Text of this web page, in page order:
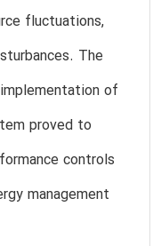
fluctuations,
The
of
proved to
controls
management